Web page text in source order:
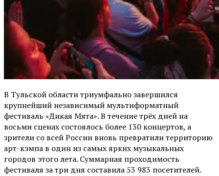
В Тульской области триумфально завершился
крупнейший независимый мультиформатный
фестиваль «Дикая Мята». В течение трёх дней на
восьми сценах состоялось более 130 концертов, а
зрители со всей России вновь превратили территорию
арт-кэмпа в один из самых ярких музыкальных
городов этого лета. Суммарная проходимость
фестиваля за три дня составила 53 983 посетителей.